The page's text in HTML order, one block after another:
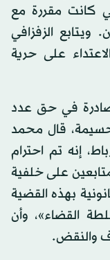
كانت مقررة مع
ويتابع الزفزافي
على حرية
في حق عدد
قال محمد
إنه تم احترام
على خلفية
بهذه القضية
القضاء»، وأن
والنقض.